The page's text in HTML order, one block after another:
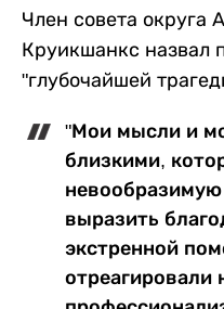
Член совета округа
Круикшанкс назвал
"глубочайшей
"Мои мысли и
близкими,
невообразимую
выразить
экстренной
отреагировали